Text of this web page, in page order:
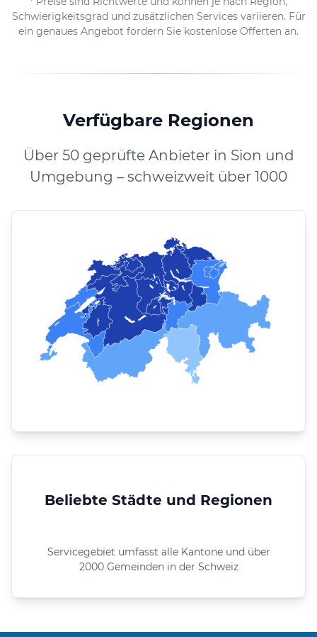
Schwierigkeitsgrad und zusätzlichen Services variieren. Für
ein genaues Angebot fordern Sie kostenlose Offerten an.
Verfügbare Regionen
Über 50 geprüfte Anbieter in Sion und
Umgebung – schweizweit über 1000
Beliebte Städte und Regionen
Servicegebiet umfasst alle Kantone und über
2000 Gemeinden in der Schweiz